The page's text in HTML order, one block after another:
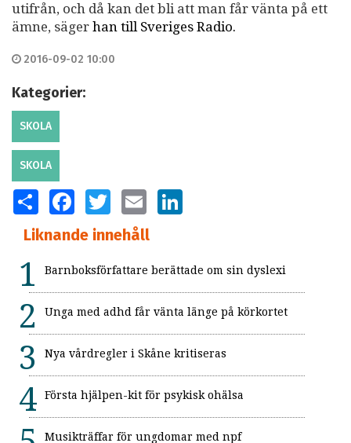
utifrån, och då kan det bli att man får vänta på ett
ämne, säger han till Sveriges Radio.
2016-09-02 10:00
Kategorier:
SKOLA
SKOLA
SHARE FACEBOOKTWITTER EMAIL
Liknande innehåll
Barnboksförfattare berättade om sin dyslexi
Unga med adhd får vänta länge på körkortet
Nya vårdregler i Skåne kritiseras
Första hjälpen-kit för psykisk ohälsa
Musikträffar för ungdomar med npf